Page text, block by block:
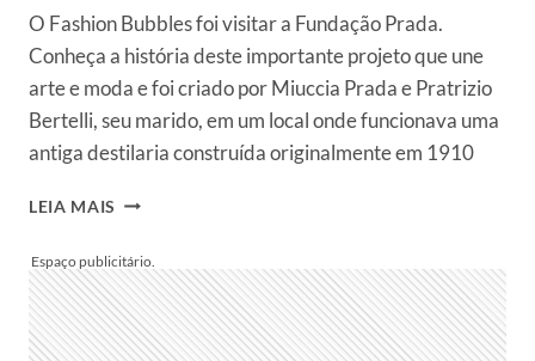
O Fashion Bubbles foi visitar a Fundação Prada.
Conheça a história deste importante projeto que une
arte e moda e foi criado por Miuccia Prada e Pratrizio
Bertelli, seu marido, em um local onde funcionava uma
antiga destilaria construída originalmente em 1910
LEIA MAIS FUNDAÇÃO
O
LOCAL
ONDE
A